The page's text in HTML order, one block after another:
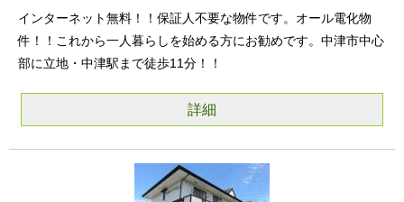
インターネット無料！！保証人不要な物件です。オール電化物
件！！これから一人暮らしを始める方にお勧めです。中津市中心
部に立地・中津駅まで徒歩11分！！
詳細